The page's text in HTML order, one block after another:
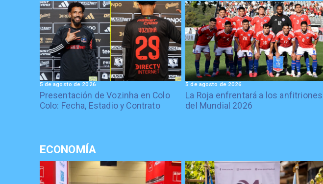
Presentación de Vozinha en Colo
Colo: Fecha, Estadio y Contrato
5 de agosto de 2026
La Roja enfrentará a los anfitriones
del Mundial 2026
5 de agosto de 2026
ECONOMÍA